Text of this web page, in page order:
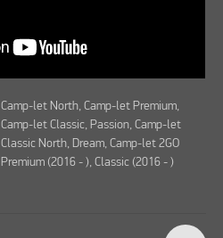
Camp-let North, Camp-let Premium,
Camp-let Classic, Passion, Camp-let
Classic North, Dream, Camp-let 2GO
Premium (2016 - ), Classic (2016 - )